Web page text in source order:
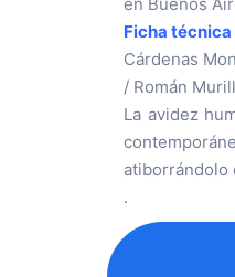
Ficha técnica
Cárdenas
/ Román
La avidez
atiborrándolo
.